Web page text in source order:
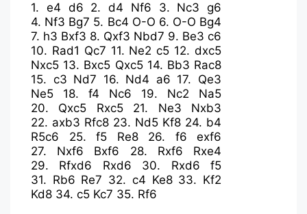
1. e4 d6 2. d4 Nf6 3. Nc3 g6
4. Nf3 Bg7 5. Bc4 O-O 6. O-O Bg4
7. h3 Bxf3 8. Qxf3 Nbd7 9. Be3 c6
10. Rad1 Qc7 11. Ne2 c5 12.dxc5
Nxc5 13. Bxc5 Qxc5 14. Bb3 Rac8
15. c3 Nd7 16. Nd4 a6 17. Qe3
Ne5
18. f4 Nc6 19. Nc2
Na5
20. Qxc5 Rxc5 21. Ne3
Nxb3
22. axb3 Rfc8 23. Nd5 Kf8 24. b4
R5c6
25. f5 Re8 26. f6
exf6
27. Nxf6 Bxf6 28. Rxf6
Rxe4
29. Rfxd6 Rxd6 30. Rxd6
f5
31. Rb6 Re7 32. c4 Ke8 33. Kf2
Kd8 34. c5 Kc7 35. Rf6